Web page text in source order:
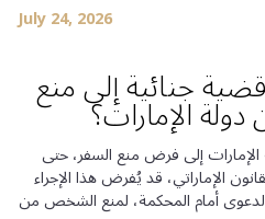
July 24, 2026
جنائية إلى منع
الإمارات؟
إلى فرض منع السفر، حتى
الإماراتي، قد يُفرض هذا الإجراء
الدعوى أمام المحكمة، لمنع الشخص من